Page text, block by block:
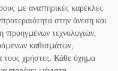
με αναπηρικές καρέκλες
στην άνεση και
τεχνολογιών,
καθισμάτων,
τους χρήστες. Κάθε όχημα